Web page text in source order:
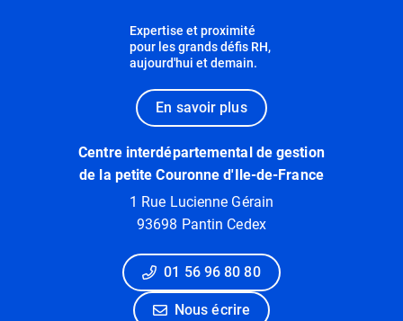
Expertise et proximité
pour les grands défis RH,
aujourd'hui et demain.
En savoir plus
Centre interdépartemental de gestion
de la petite Couronne d'Ile-de-France
1 Rue Lucienne Gérain
93698 Pantin Cedex
01 56 96 80 80
Nous écrire